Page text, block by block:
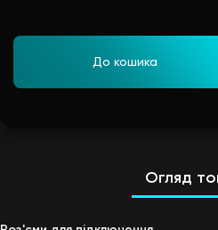
До кошика
Огляд